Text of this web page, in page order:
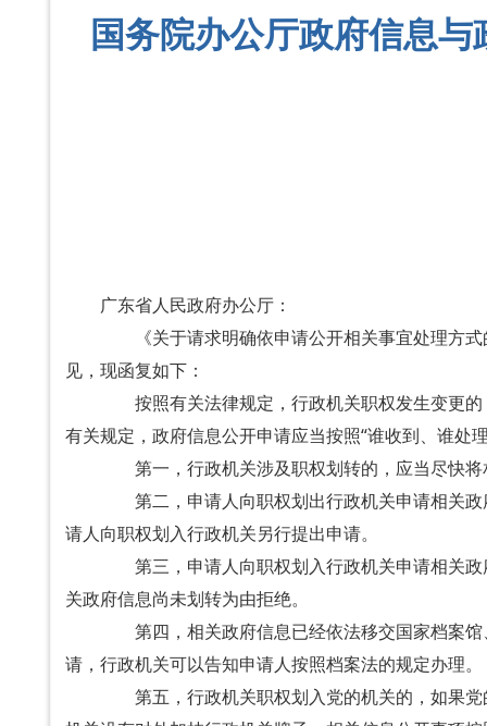
国务院办公厅政府信息
广东省人民政府办公厅：
《关于请求明确依申请公开相关事宜处理方式
见，现函复如下：
按照有关法律规定，行政机关职权发生变更的
有关规定，政府信息公开申请应当按照“谁收到、谁处
第一，行政机关涉及职权划转的，应当尽快将
第二，申请人向职权划出行政机关申请相关政
请人向职权划入行政机关另行提出申请。
第三，申请人向职权划入行政机关申请相关政
关政府信息尚未划转为由拒绝。
第四，相关政府信息已经依法移交国家档案馆
请，行政机关可以告知申请人按照档案法的规定办理。
第五，行政机关职权划入党的机关的，如果党